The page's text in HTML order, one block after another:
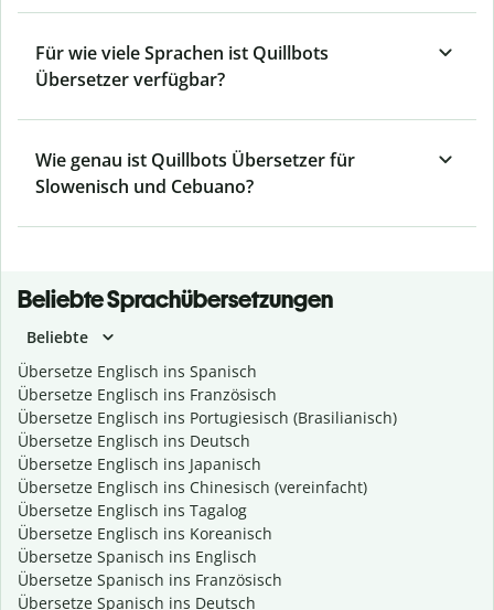
Für wie viele Sprachen ist Quillbots
Übersetzer verfügbar?
Wie genau ist Quillbots Übersetzer für
Slowenisch und Cebuano?
Beliebte Sprachübersetzungen
Beliebte
Übersetze Englisch ins Spanisch
Übersetze Englisch ins Französisch
Übersetze Englisch ins Portugiesisch (Brasilianisch)
Übersetze Englisch ins Deutsch
Übersetze Englisch ins Japanisch
Übersetze Englisch ins Chinesisch (vereinfacht)
Übersetze Englisch ins Tagalog
Übersetze Englisch ins Koreanisch
Übersetze Spanisch ins Englisch
Übersetze Spanisch ins Französisch
Übersetze Spanisch ins Deutsch